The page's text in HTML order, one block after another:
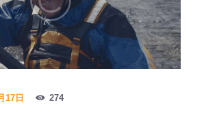
17日 274